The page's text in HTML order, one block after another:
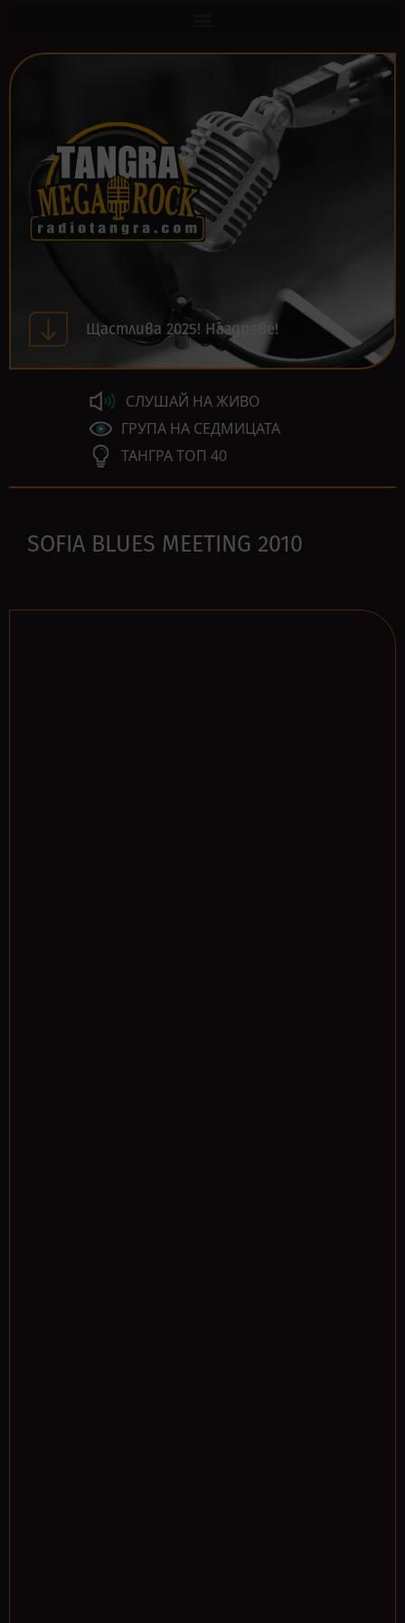
Щастлива 2025! Наздраве!
СЛУШАЙ НА ЖИВО
ГРУПА НА СЕДМИЦАТА
ТАНГРА ТОП 40
SOFIA BLUES MEETING 2010